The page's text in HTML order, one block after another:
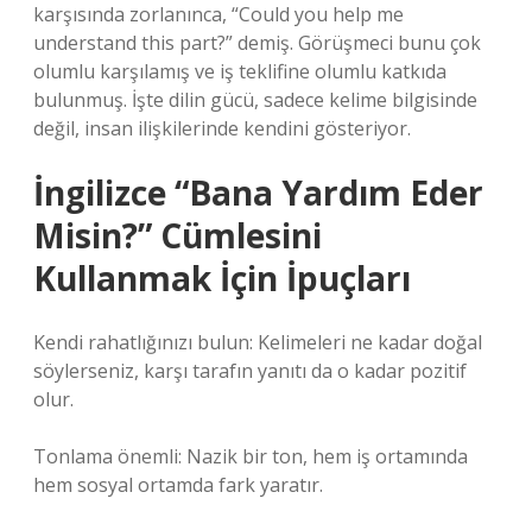
karşısında zorlanınca, “Could you help me
understand this part?” demiş. Görüşmeci bunu çok
olumlu karşılamış ve iş teklifine olumlu katkıda
bulunmuş. İşte dilin gücü, sadece kelime bilgisinde
değil, insan ilişkilerinde kendini gösteriyor.
İngilizce “Bana Yardım Eder
Misin?” Cümlesini
Kullanmak İçin İpuçları
Kendi rahatlığınızı bulun: Kelimeleri ne kadar doğal
söylerseniz, karşı tarafın yanıtı da o kadar pozitif
olur.
Tonlama önemli: Nazik bir ton, hem iş ortamında
hem sosyal ortamda fark yaratır.